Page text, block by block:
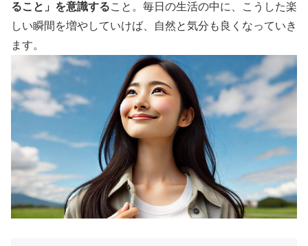
ること」を意識すること。毎日の生活の中に、こうした楽
しい瞬間を増やしていけば、自然と気分も良くなっていき
ます。